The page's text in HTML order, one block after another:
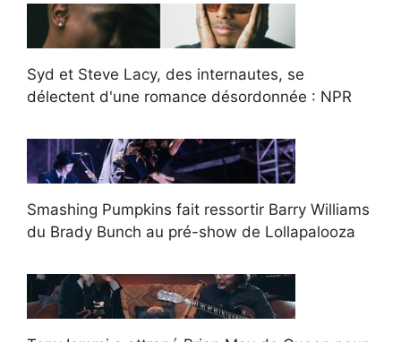
Syd et Steve Lacy, des internautes, se
délectent d'une romance désordonnée : NPR
Smashing Pumpkins fait ressortir Barry Williams
du Brady Bunch au pré-show de Lollapalooza